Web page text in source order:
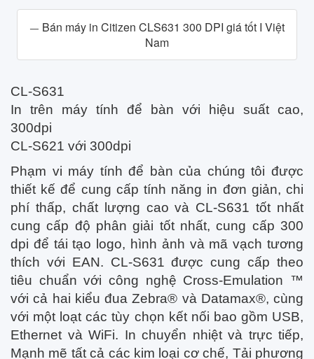
Bán máy in Citizen CLS631 300 DPI giá tốt I Việt
Nam
CL-S631
In trên máy tính để bàn với hiệu suất cao,
300dpi
CL-S621 với 300dpi
Phạm vi máy tính để bàn của chúng tôi được
thiết kế để cung cấp tính năng in đơn giản, chi
phí thấp, chất lượng cao và CL-S631 tốt nhất
cung cấp độ phân giải tốt nhất, cung cấp 300
dpi để tái tạo logo, hình ảnh và mã vạch tương
thích với EAN. CL-S631 được cung cấp theo
tiêu chuẩn với công nghệ Cross-Emulation ™
với cả hai kiểu đua Zebra® và Datamax®, cùng
với một loạt các tùy chọn kết nối bao gồm USB,
Ethernet và WiFi. In chuyển nhiệt và trực tiếp,
Mạnh mẽ tất cả các kim loại cơ chế, Tải phương